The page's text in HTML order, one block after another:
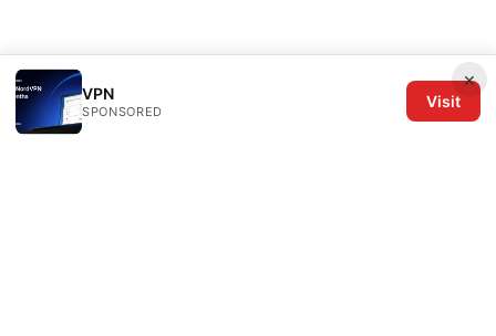
×
VPN
SPONSORED
Visit